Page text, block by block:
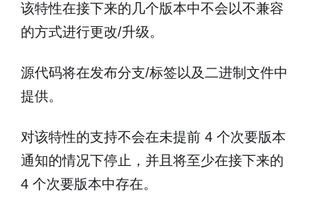
该特性在接下来的几个版本中不会以不兼容
的方式进行更改/升级。
源代码将在发布分支/标签以及二进制文件中
提供。
对该特性的支持不会在未提前 4 个次要版本
通知的情况下停止，并且将至少在接下来的
4 个次要版本中存在。